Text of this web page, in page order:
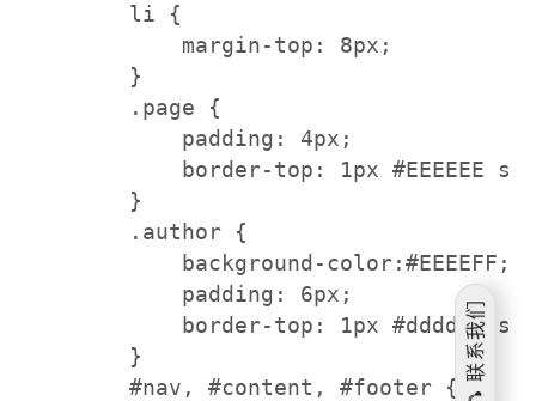
联系我们
        li {
            margin-top: 8px;
        }
        .page {
            padding: 4px;
border-top: 1px #EEEEEE
        }
        .author {
            background-color:#EEEEFF;
            padding: 6px;
border-top: 1px #ddddee
        }
        #nav, #content, #footer {